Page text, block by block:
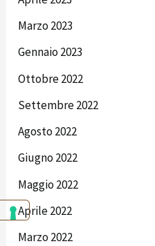
Marzo 2023
Gennaio 2023
Ottobre 2022
Settembre 2022
Agosto 2022
Giugno 2022
Maggio 2022
Aprile 2022
Marzo 2022